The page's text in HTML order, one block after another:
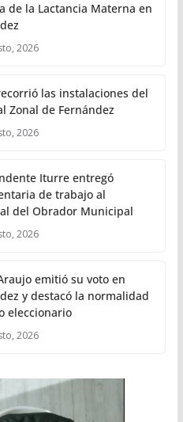
de la Lactancia Materna en
2026
las instalaciones del
Zonal de Fernández
2026
Iturre entregó
de trabajo al
del Obrador Municipal
2026
emitió su voto en
y destacó la normalidad
eleccionario
2026